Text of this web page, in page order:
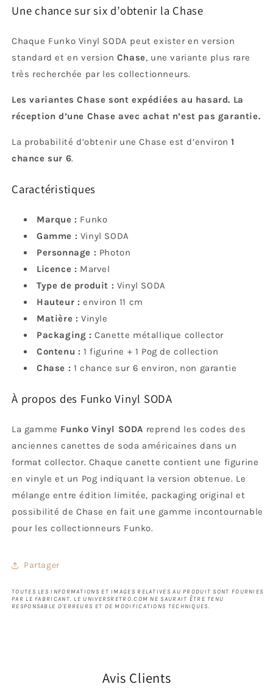
Une chance sur six d’obtenir la Chase
Chaque Funko Vinyl SODA peut exister en version
standard et en version Chase, une variante plus rare
très recherchée par les collectionneurs.
Les variantes Chase sont expédiées au hasard. La
réception d’une Chase avec achat n’est pas garantie.
La probabilité d’obtenir une Chase est d’environ1
chance sur 6.
Caractéristiques
Marque : Funko
Gamme : Vinyl SODA
Personnage : Photon
Licence : Marvel
Type de produit : Vinyl SODA
Hauteur : environ 11 cm
Matière : Vinyle
Packaging : Canette métallique collector
Contenu : 1 figurine + 1 Pog de collection
Chase : 1 chance sur 6 environ, non garantie
À propos des Funko Vinyl SODA
La gamme Funko Vinyl SODA reprend les codes des
anciennes canettes de soda américaines dans un
format collector. Chaque canette contient une figurine
en vinyle et un Pog indiquant la version obtenue. Le
mélange entre édition limitée, packaging original et
possibilité de Chase en fait une gamme incontournable
pour les collectionneurs Funko.
Partager
TOUTES LES INFORMATIONS ET IMAGES RELATIVES AU PRODUIT SONT FOURNIES
PAR LE FABRICANT. LE UNIVERSRETRO.COM NE SAURAIT ÊTRE TENU
RESPONSABLE D'ERREURS ET DE MODIFICATIONS TECHNIQUES.
Avis Clients